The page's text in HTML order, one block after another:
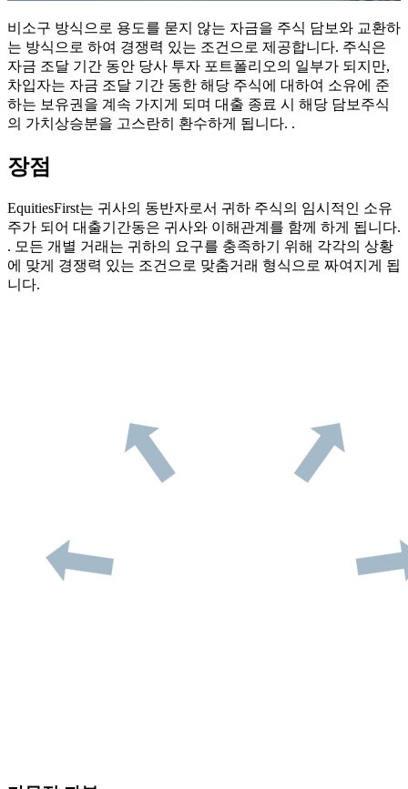
비소구 방식으로 용도를 묻지 않는 자금을 주식 담보와 교환하
는 방식으로 하여 경쟁력 있는 조건으로 제공합니다. 주식은
자금 조달 기간 동안 당사 투자 포트폴리오의 일부가 되지만,
차입자는 자금 조달 기간 동한 해당 주식에 대하여 소유에 준
하는 보유권을 계속 가지게 되며 대출 종료 시 해당 담보주식
의 가치상승분을 고스란히 환수하게 됩니다. .
장점
EquitiesFirst는 귀사의 동반자로서 귀하 주식의 임시적인 소유
주가 되어 대출기간동은 귀사와 이해관계를 함께 하게 됩니다.
. 모든 개별 거래는 귀하의 요구를 충족하기 위해 각각의 상황
에 맞게 경쟁력 있는 조건으로 맞춤거래 형식으로 짜여지게 됩
니다.